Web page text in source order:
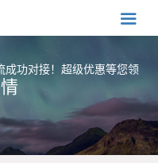

功对接！超级优惠等您领